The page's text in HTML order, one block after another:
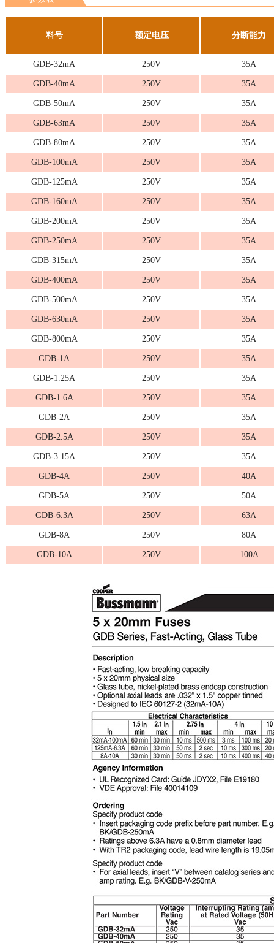
料号 额定电压 分断能力
GDB-32mA 250V 35A
GDB-40mA 250V 35A
GDB-50mA 250V 35A
GDB-63mA 250V 35A
GDB-80mA 250V 35A
GDB-100mA 250V 35A
GDB-125mA 250V 35A
GDB-160mA 250V 35A
GDB-200mA 250V 35A
GDB-250mA 250V 35A
GDB-315mA 250V 35A
GDB-400mA 250V 35A
GDB-500mA 250V 35A
GDB-630mA 250V 35A
GDB-800mA 250V 35A
GDB-1A 250V 35A
GDB-1.25A 250V 35A
GDB-1.6A 250V 35A
GDB-2A 250V 35A
GDB-2.5A 250V 35A
GDB-3.15A 250V 35A
GDB-4A 250V 40A
GDB-5A 250V 50A
GDB-6.3A 250V 63A
GDB-8A 250V 80A
GDB-10A 250V 100A